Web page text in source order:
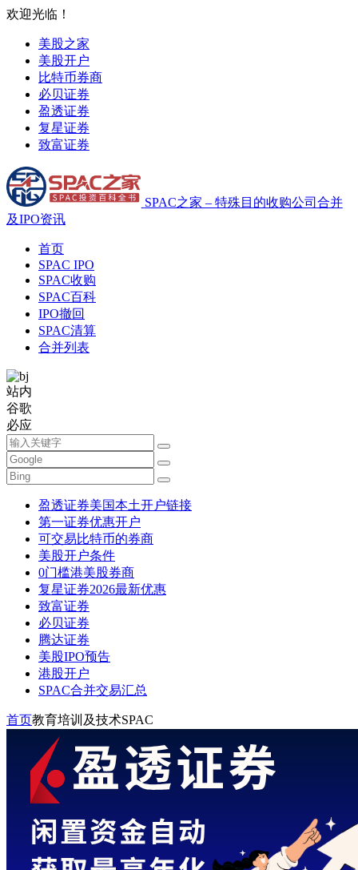
欢迎光临！
美股之家
美股开户
比特币券商
必贝证券
盈透证券
复星证券
致富证券
SPAC之家 – 特殊目的收购公司合并
及IPO资讯
首页
SPAC IPO
SPAC收购
SPAC百科
IPO撤回
SPAC清算
合并列表
站内
谷歌
必应
盈透证券美国本土开户链接
第一证券优惠开户
可交易比特币的券商
美股开户条件
0门槛港美股券商
复星证券2026最新优惠
致富证券
必贝证券
腾达证券
美股IPO预告
港股开户
SPAC合并交易汇总
首页教育培训及技术SPAC